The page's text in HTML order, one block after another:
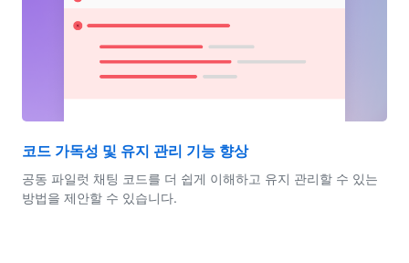
코드 가독성 및 유지 관리 기능 향상
공동 파일럿 채팅 코드를 더 쉽게 이해하고 유지 관리할 수 있는
방법을 제안할 수 있습니다.